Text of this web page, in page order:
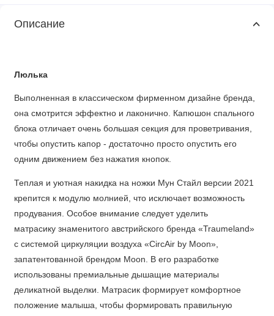
Описание
Люлька
Выполненная в классическом фирменном дизайне бренда,
она смотрится эффектно и лаконично. Капюшон спального
блока отличает очень большая секция для проветривания,
чтобы опустить капор - достаточно просто опустить его
одним движением без нажатия кнопок.
Теплая и уютная накидка на ножки Мун Стайл версии 2021
крепится к модулю молнией, что исключает возможность
продувания. Особое внимание следует уделить
матрасику знаменитого австрийского бренда «Traumeland»
с системой циркуляции воздуха «CircAir by Moon»,
запатентованной брендом Moon. В его разработке
использованы премиальные дышащие материалы
деликатной выделки. Матрасик формирует комфортное
положение малыша, чтобы формировать правильную